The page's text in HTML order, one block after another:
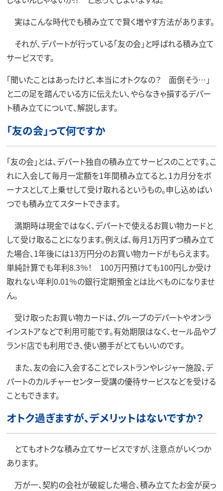
実はこんな時代でも積み立てで賢く増やす方法があります。
それが、デパートが行っている「友の会」と呼ばれる積み立て
サービスです。
「聞いたことはあったけど、本当にオトクなの？ 面倒そう…」
と二の足を踏んでいる方に伝えたい、やらなきゃ損するデパー
ト積み立てについて、解説します。
「友の会」って何ですか
「友の会」とは、デパート独自の積み立てサービスのことです。こ
れに入会して毎月一定額を1年間積み立てると、1カ月分をボ
ーナスとして上乗せして受け取れるというもの。申し込めばい
つでも積み立てスタートできます。
満期時は現金ではなく、デパートで使えるお買い物カードと
して受け取ることになります。例えば、毎月1万円ずつ積み立て
た場合、1年後には13万円分のお買い物カードがもらえます。
単純計算でも年利8.3％！ 100万円預けても100円しか受け
取れない年利0.01％の銀行定期預金とは比べものになりませ
ん。
受け取ったお買い物カードは、グループのデパートやオンラ
インストアなどで利用可能です。有効期限はなく、セール品やブ
ランド店でも利用でき、使い勝手がとてもいいのです。
また、友の会に入会することでレストランやレジャー施設、デ
パートのカルチャーセンター受講の優待サービスなどを受ける
こともできます。
オトク過ぎますが、デメリットはないですか？
とてもオトクな積み立てサービスですが、注意点がいくつか
あります。
万が一、契約の会社が破綻した場合、積み立てたお金が戻っ